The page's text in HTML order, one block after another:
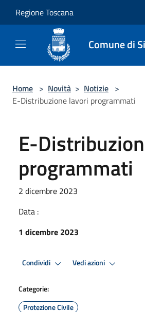
Regione Toscana
Comune di
Home > Novità > Notizie >
E-Distribuzione lavori programmati
E-
programmati
2 dicembre 2023
Data :
1 dicembre 2023
Condividi Vedi azioni
Categorie:
Protezione Civile